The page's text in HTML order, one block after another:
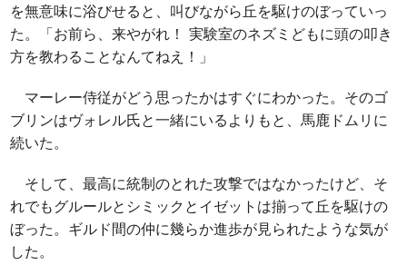
を無意味に浴びせると、叫びながら丘を駆けのぼっていっ
た。「お前ら、来やがれ！ 実験室のネズミどもに頭の叩き
方を教わることなんてねえ！」
マーレー侍従がどう思ったかはすぐにわかった。そのゴ
ブリンはヴォレル氏と一緒にいるよりもと、馬鹿ドムリに
続いた。
そして、最高に統制のとれた攻撃ではなかったけど、そ
れでもグルールとシミックとイゼットは揃って丘を駆けの
ぼった。ギルド間の仲に幾らか進歩が見られたような気が
した。